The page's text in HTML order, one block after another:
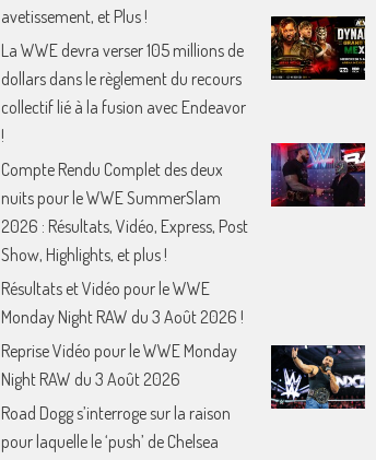
avetissement, et Plus !
La WWE devra verser 105 millions de
dollars dans le règlement du recours
collectif lié à la fusion avec Endeavor
!
Compte Rendu Complet des deux
nuits pour le WWE SummerSlam
2026 : Résultats, Vidéo, Express, Post
Show, Highlights, et plus !
Résultats et Vidéo pour le WWE
Monday Night RAW du 3 Août 2026 !
Reprise Vidéo pour le WWE Monday
Night RAW du 3 Août 2026
Road Dogg s’interroge sur la raison
pour laquelle le ‘push’ de Chelsea